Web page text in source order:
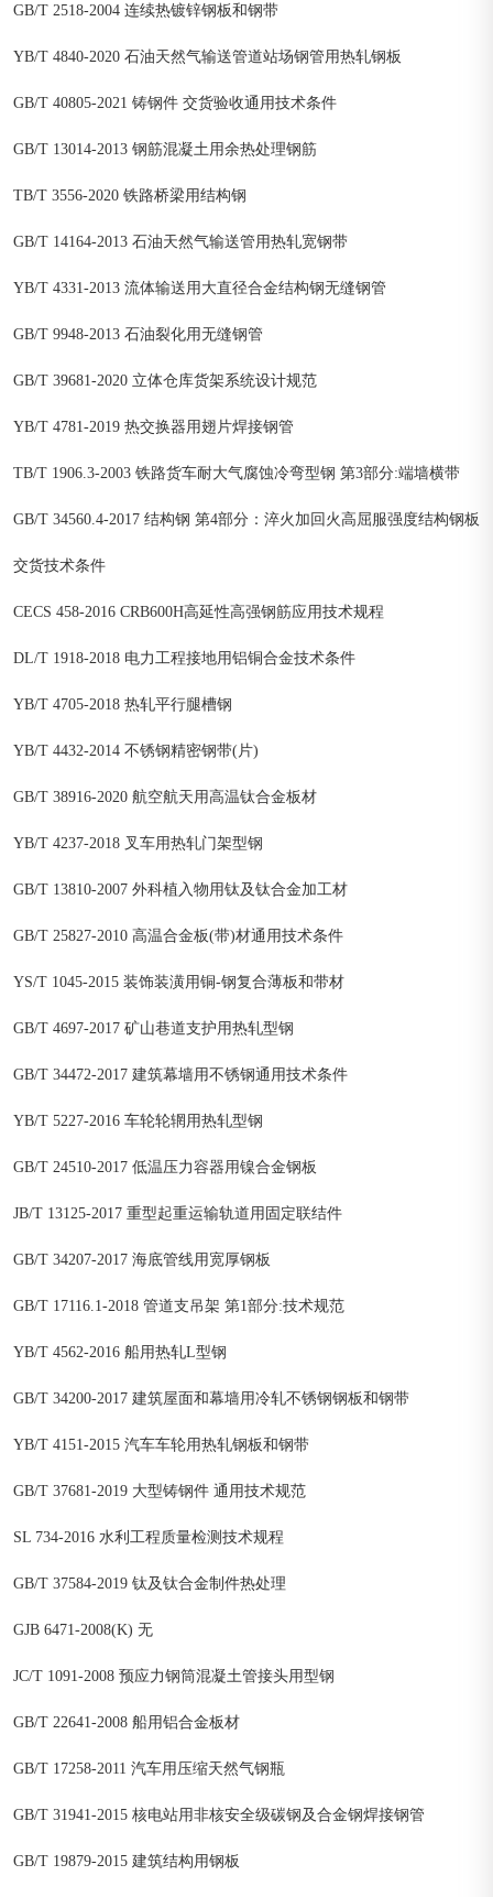
GB/T 2518-2004 连续热镀锌钢板和钢带
YB/T 4840-2020 石油天然气输送管道站场钢管用热轧钢板
GB/T 40805-2021 铸钢件 交货验收通用技术条件
GB/T 13014-2013 钢筋混凝土用余热处理钢筋
TB/T 3556-2020 铁路桥梁用结构钢
GB/T 14164-2013 石油天然气输送管用热轧宽钢带
YB/T 4331-2013 流体输送用大直径合金结构钢无缝钢管
GB/T 9948-2013 石油裂化用无缝钢管
GB/T 39681-2020 立体仓库货架系统设计规范
YB/T 4781-2019 热交换器用翅片焊接钢管
TB/T 1906.3-2003 铁路货车耐大气腐蚀冷弯型钢 第3部分:端墙横带
GB/T 34560.4-2017 结构钢 第4部分：淬火加回火高屈服强度结构钢板
交货技术条件
CECS 458-2016 CRB600H高延性高强钢筋应用技术规程
DL/T 1918-2018 电力工程接地用铝铜合金技术条件
YB/T 4705-2018 热轧平行腿槽钢
YB/T 4432-2014 不锈钢精密钢带(片)
GB/T 38916-2020 航空航天用高温钛合金板材
YB/T 4237-2018 叉车用热轧门架型钢
GB/T 13810-2007 外科植入物用钛及钛合金加工材
GB/T 25827-2010 高温合金板(带)材通用技术条件
YS/T 1045-2015 装饰装潢用铜-钢复合薄板和带材
GB/T 4697-2017 矿山巷道支护用热轧型钢
GB/T 34472-2017 建筑幕墙用不锈钢通用技术条件
YB/T 5227-2016 车轮轮辋用热轧型钢
GB/T 24510-2017 低温压力容器用镍合金钢板
JB/T 13125-2017 重型起重运输轨道用固定联结件
GB/T 34207-2017 海底管线用宽厚钢板
GB/T 17116.1-2018 管道支吊架 第1部分:技术规范
YB/T 4562-2016 船用热轧L型钢
GB/T 34200-2017 建筑屋面和幕墙用冷轧不锈钢钢板和钢带
YB/T 4151-2015 汽车车轮用热轧钢板和钢带
GB/T 37681-2019 大型铸钢件 通用技术规范
SL 734-2016 水利工程质量检测技术规程
GB/T 37584-2019 钛及钛合金制件热处理
GJB 6471-2008(K) 无
JC/T 1091-2008 预应力钢筒混凝土管接头用型钢
GB/T 22641-2008 船用铝合金板材
GB/T 17258-2011 汽车用压缩天然气钢瓶
GB/T 31941-2015 核电站用非核安全级碳钢及合金钢焊接钢管
GB/T 19879-2015 建筑结构用钢板